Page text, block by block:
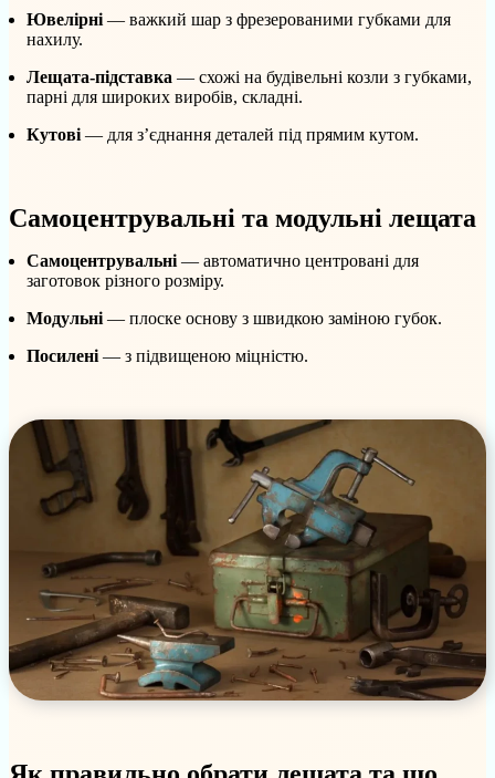
Ювелірні — важкий шар з фрезерованими губками для
нахилу.
Лещата-підставка — схожі на будівельні козли з губками,
парні для широких виробів, складні.
Кутові — для з’єднання деталей під прямим кутом.
Самоцентрувальні та модульні лещата
Самоцентрувальні — автоматично центровані для
заготовок різного розміру.
Модульні — плоске основу з швидкою заміною губок.
Посилені — з підвищеною міцністю.